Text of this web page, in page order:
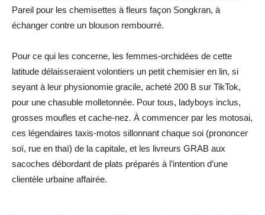
Pareil pour les chemisettes à fleurs façon Songkran, à
échanger contre un blouson rembourré.
Pour ce qui les concerne, les femmes-orchidées de cette
latitude délaisseraient volontiers un petit chemisier en lin, si
seyant à leur physionomie gracile, acheté 200 B sur TikTok,
pour une chasuble molletonnée. Pour tous, ladyboys inclus,
grosses moufles et cache-nez. À commencer par les motosai,
ces légendaires taxis-motos sillonnant chaque soi (prononcer
soï, rue en thaï) de la capitale, et les livreurs GRAB aux
sacoches débordant de plats préparés à l’intention d’une
clientèle urbaine affairée.